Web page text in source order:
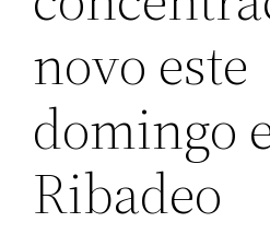
novo este
domingo
Ribadeo